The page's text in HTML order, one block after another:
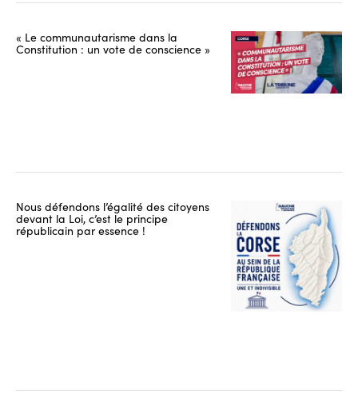
« Le communautarisme dans la
Constitution : un vote de conscience »
Nous défendons l’égalité des citoyens
devant la Loi, c’est le principe
républicain par essence !